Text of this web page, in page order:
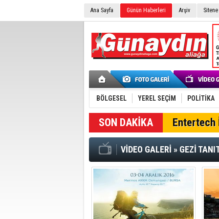
Ana Sayfa Günün Haberleri Arşiv
BÖLGESEL YEREL SEÇİM POLİTİKA
SON DAKİKA Entertech
VİDEO GALERİ » GEZİ